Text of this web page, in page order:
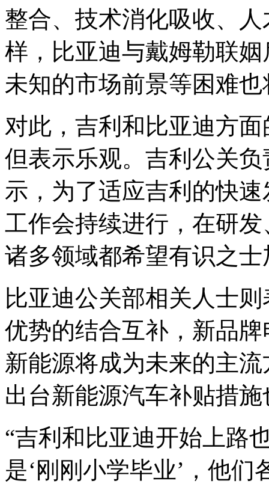
整合、技术消化吸收、
样，比亚迪与戴姆勒联
未知的市场前景等困难
对此，吉利和比亚迪方
但表示乐观。吉利公关
示，为了适应吉利的快
工作会持续进行，在研
诸多领域都希望有识之士
比亚迪公关部相关人士
优势的结合互补，新品
新能源将成为未来的主
出台新能源汽车补贴措
“吉利和比亚迪开始上路
是‘刚刚小学毕业’，他